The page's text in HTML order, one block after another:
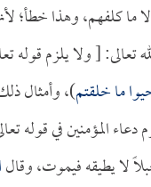
ما كلفهم، وهذا خطأ؛
تعالى: [ ولا يلزم قوله
ما خلقتم)، وأمثال
دعاء المؤمنين في قوله
لا يطيقه فيموت، وقال